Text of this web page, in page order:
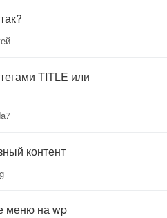
TITLE или
контент
меню на wp